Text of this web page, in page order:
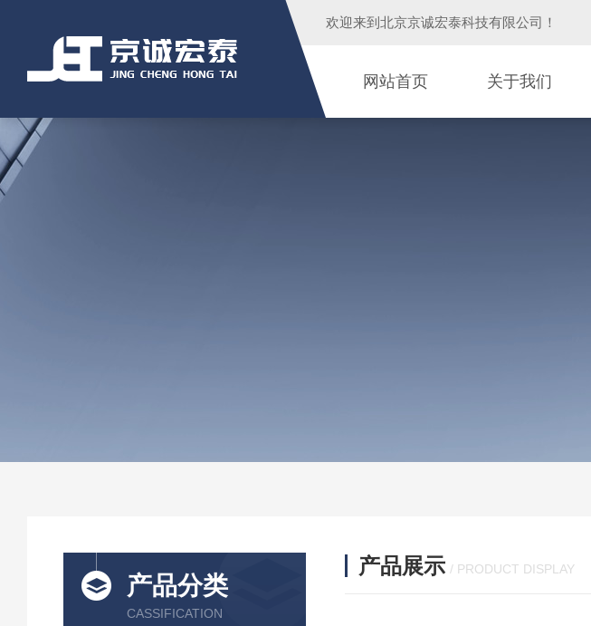
欢迎来到 北京京诚宏泰科技有限公司 ！
网站首页 关于我们
产品分类
CASSIFICATION
产品展示 / PRODUCT DISPLAY